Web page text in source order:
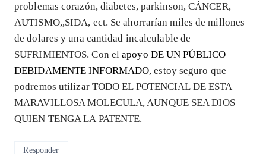
problemas corazón, diabetes, parkinson, CÁNCER,
AUTISMO,,SIDA, ect. Se ahorrarían miles de millones
de dolares y una cantidad incalculable de
SUFRIMIENTOS. Con elapoyo DE UN PÚBLICO
DEBIDAMENTE INFORMADO, estoy seguro que
podremos utilizar TODO EL POTENCIAL DE ESTA
MARAVILLOSA MOLECULA, AUNQUE SEA DIOS
QUIEN TENGA LA PATENTE.
Responder